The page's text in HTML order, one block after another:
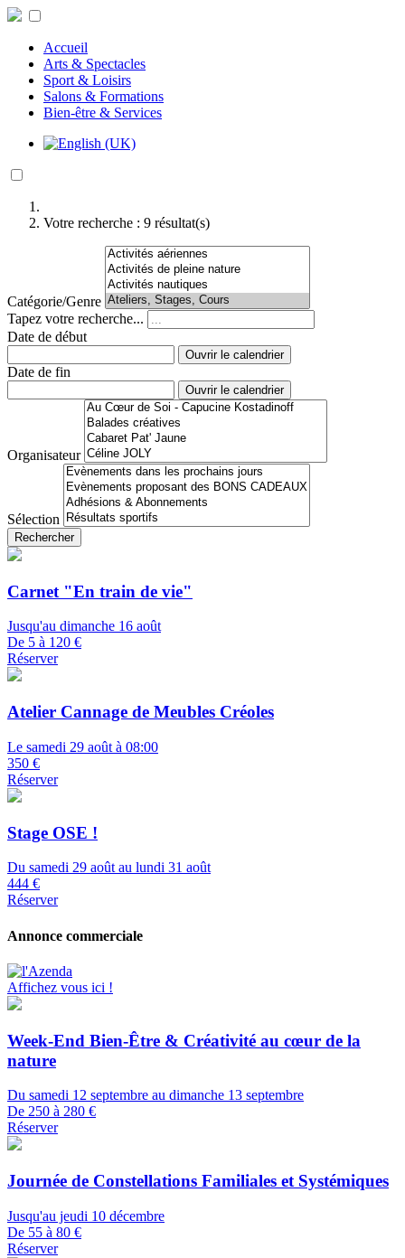
Accueil
Arts & Spectacles
Sport & Loisirs
Salons & Formations
Bien-être & Services
Votre recherche : 9 résultat(s)
Catégorie/Genre
Tapez votre recherche...
Date de début
Ouvrir le calendrier
Date de fin
Ouvrir le calendrier
Organisateur
Sélection
Rechercher
Carnet "En train de vie"
Jusqu'au dimanche 16 août
De 5 à 120 €
Réserver
Atelier Cannage de Meubles Créoles
Le samedi 29 août à 08:00
350 €
Réserver
Stage OSE !
Du samedi 29 août au lundi 31 août
444 €
Réserver
Annonce commerciale
Affichez vous ici !
Week-End Bien-Être & Créativité au cœur de la
nature
Du samedi 12 septembre au dimanche 13 septembre
De 250 à 280 €
Réserver
Journée de Constellations Familiales et Systémiques
Jusqu'au jeudi 10 décembre
De 55 à 80 €
Réserver